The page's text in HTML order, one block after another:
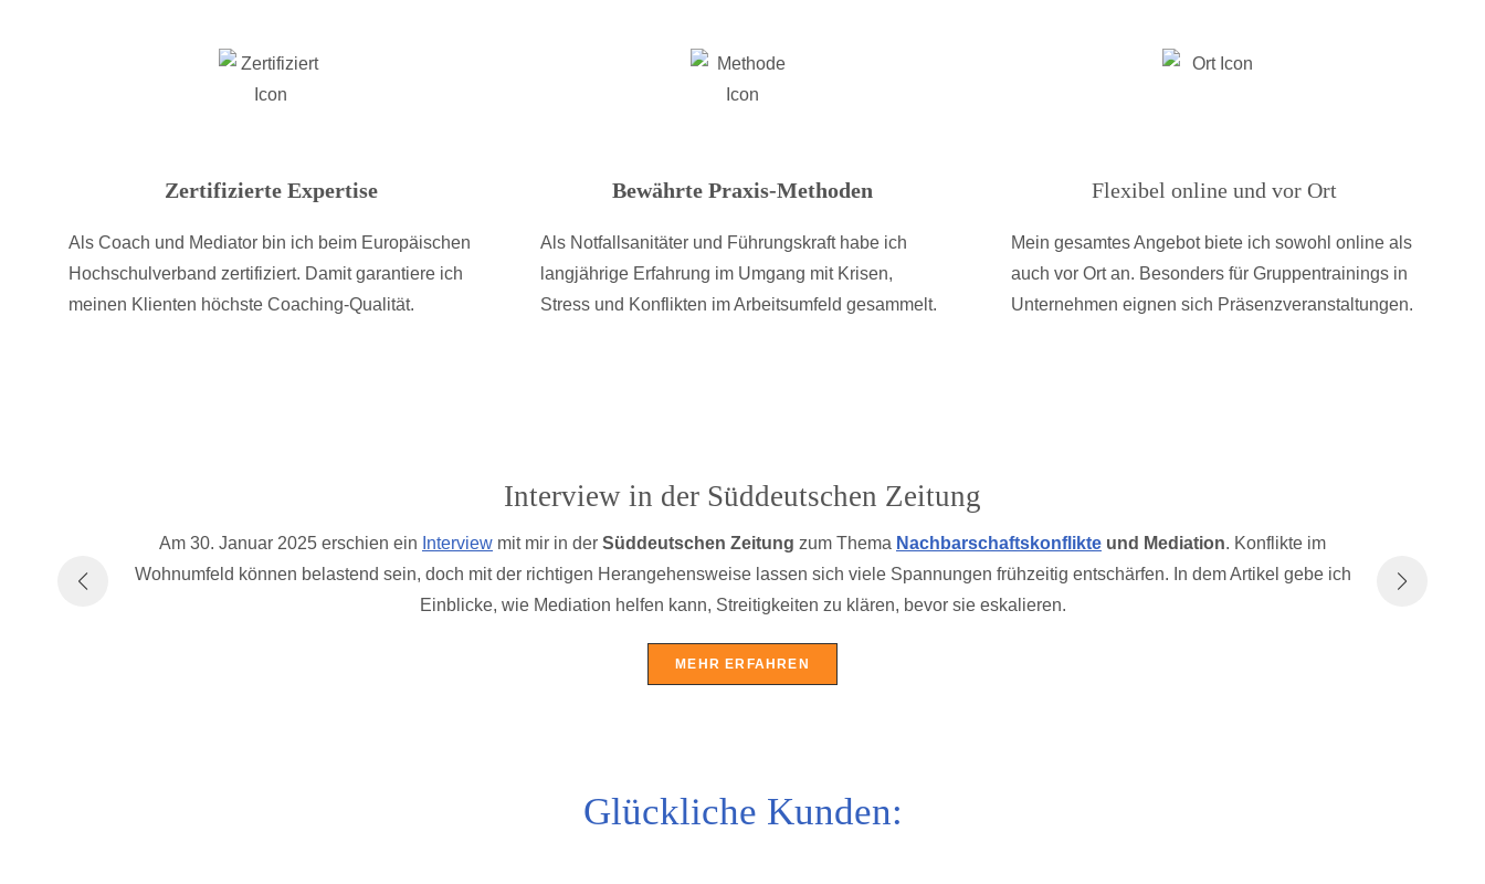
Zertifizierte Expertise
Als Coach und Mediator bin ich beim Europäischen
Hochschulverband zertifiziert. Damit garantiere ich
meinen Klienten höchste Coaching-Qualität.
Bewährte Praxis-Methoden
Als Notfallsanitäter und Führungskraft habe ich
langjährige Erfahrung im Umgang mit Krisen,
Stress und Konflikten im Arbeitsumfeld gesammelt.
Flexibel online und vor Ort
Mein gesamtes Angebot biete ich sowohl online als
auch vor Ort an. Besonders für Gruppentrainings in
Unternehmen eignen sich Präsenzveranstaltungen.
Interview in der Süddeutschen Zeitung
Am 30. Januar 2025 erschien ein Interview mit mir in der Süddeutschen Zeitung zum Thema Nachbarschaftskonflikte und Mediation. Konflikte im
Wohnumfeld können belastend sein, doch mit der richtigen Herangehensweise lassen sich viele Spannungen frühzeitig entschärfen. In dem Artikel gebe ich
Einblicke, wie Mediation helfen kann, Streitigkeiten zu klären, bevor sie eskalieren.
MEHR ERFAHREN
Glückliche Kunden: